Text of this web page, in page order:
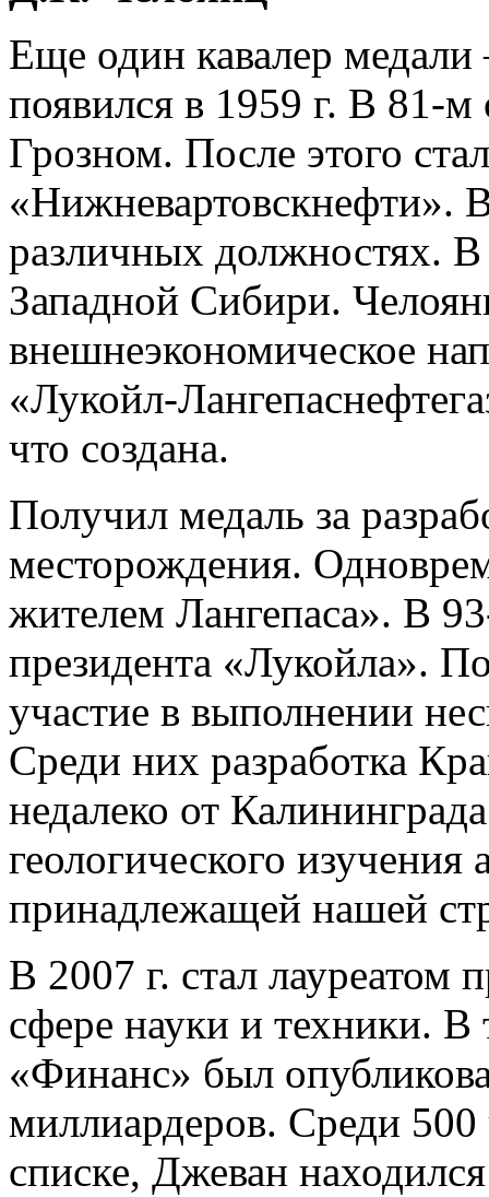
Еще один кавалер
появился в 1959 г. В 81-
Грозном. После этого
«Нижневартовскнефти».
различных должностях. В
Западной Сибири.
внешнеэкономическое
«Лукойл-
что создана.
Получил медаль за
месторождения.
жителем Лангепаса». В
президента «Лукойла».
участие в выполнении
Среди них разработка
недалеко от
геологического
принадлежащей нашей
В 2007 г. стал лауреатом
сфере науки и техники.
«Финанс» был
миллиардеров. Среди 500
списке, Джеван